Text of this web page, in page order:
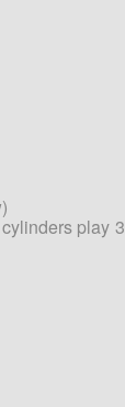
play 3